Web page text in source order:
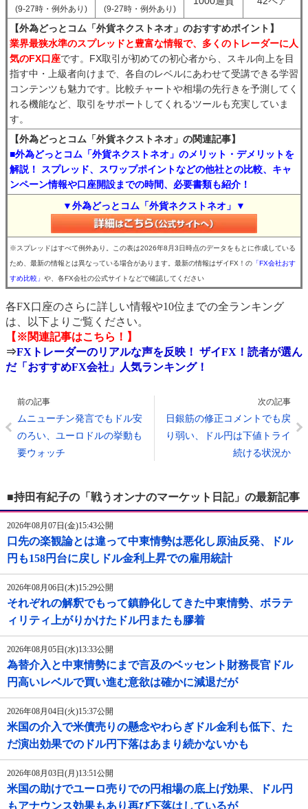
(9-27時・例外あり) (9-27時・例外あり)
【外為どっとコム「外貨ネクストネオ」のおすすめポイント】
業界最狭水準のスプレッドと豊富な情報で、多くのトレーダーに人
気のFX口座です。FX取引が初めての初心者から、スキル向上を目
指す中・上級者向けまで、各自のレベルにあわせて受講できる学習
コンテンツも魅力です。比較チャートや相場の先行きを予測してく
れる機能など、取引をサポートしてくれるツールも充実していま
す。
【外為どっとコム「外貨ネクストネオ」の関連記事】
■外為どっとコム「外貨ネクストネオ」のメリット・デメリットを
解説！ スプレッド、スワップポイントなどの他社との比較、キャ
ンペーン情報や口座開設までの時間、必要書類も紹介！
▼外為どっとコム「外貨ネクストネオ」▼
※スプレッドはすべて例外あり。この表は2026年8月3日時点のデータをもとに作成している
ため、最新の情報とは異なっている場合があります。最新の情報はザイFX！の 「FX会社おす
すめ比較」 や、各FX会社の公式サイトなどで確認してください
各FX口座のさらに詳しい情報や10位までの全ランキング
は、以下よりご覧ください。
【※関連記事はこちら！】
⇒FXトレーダーのリアルな声を反映！ ザイFX！読者が選ん
だ「おすすめFX会社」人気ランキング！
前の記事
ムニューチン発言でもドル安
のろい、ユーロドルの挙動も
要ウォッチ
次の記事
日銀筋の修正コメントでも戻
り弱い、ドル円は下値トライ
続ける状況か
■持田有紀子の「戦うオンナのマーケット日記」の最新記事
2026年08月07日(金)15:43公開
口先の楽観論とは違って中東情勢は悪化し原油反発、ドル
円も158円台に戻しドル金利上昇での雇用統計
2026年08月06日(木)15:29公開
それぞれの解釈でもって鎮静化してきた中東情勢、ボラテ
ィリティ上がりかけたドル円またも膠着
2026年08月05日(水)13:33公開
為替介入と中東情勢にまで言及のベッセント財務長官ドル
円高いレベルで買い進む意欲は確かに減退だが
2026年08月04日(火)15:37公開
米国の介入で米債売りの懸念やわらぎドル金利も低下、た
だ演出効果でのドル円下落はあまり続かないかも
2026年08月03日(月)13:51公開
米国の助けでユーロ売りでの円相場の底上げ効果、ドル円
もアナウンス効果もあり再び下落はしているが